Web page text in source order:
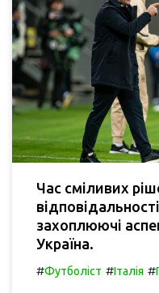
Час сміливих
захоплюючі
Україна.
#Футболіст #Італія #